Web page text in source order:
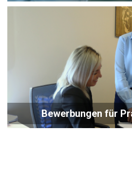
Bewerbungen für